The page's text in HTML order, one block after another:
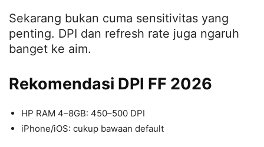
Sekarang bukan cuma sensitivitas yang
penting. DPI dan refresh rate juga ngaruh
banget ke aim.
Rekomendasi DPI FF 2026
HP RAM 4–8GB: 450–500 DPI
iPhone/iOS: cukup bawaan default